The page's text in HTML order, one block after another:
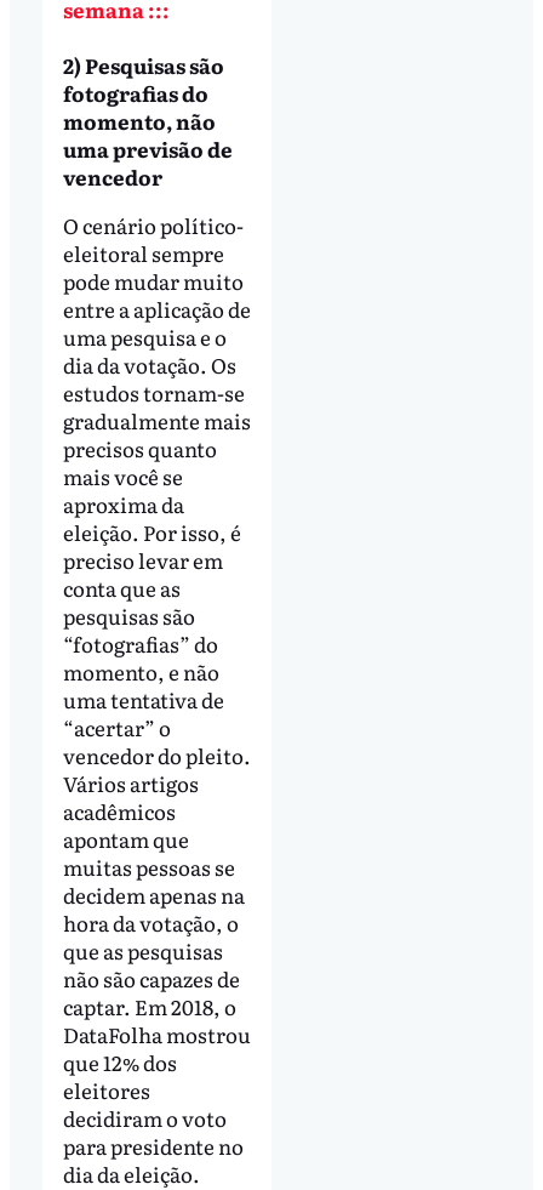
semana :::
2) Pesquisas são
fotografias do
momento, não
uma previsão de
vencedor
O cenário político-
eleitoral sempre
pode mudar muito
entre a aplicação de
uma pesquisa e o
dia da votação. Os
estudos tornam-se
gradualmente mais
precisos quanto
mais você se
aproxima da
eleição. Por isso, é
preciso levar em
conta que as
pesquisas são
“fotografias” do
momento, e não
uma tentativa de
“acertar” o
vencedor do pleito.
Vários artigos
acadêmicos
apontam que
muitas pessoas se
decidem apenas na
hora da votação, o
que as pesquisas
não são capazes de
captar. Em 2018, o
DataFolha mostrou
que 12% dos
eleitores
decidiram o voto
para presidente no
dia da eleição.